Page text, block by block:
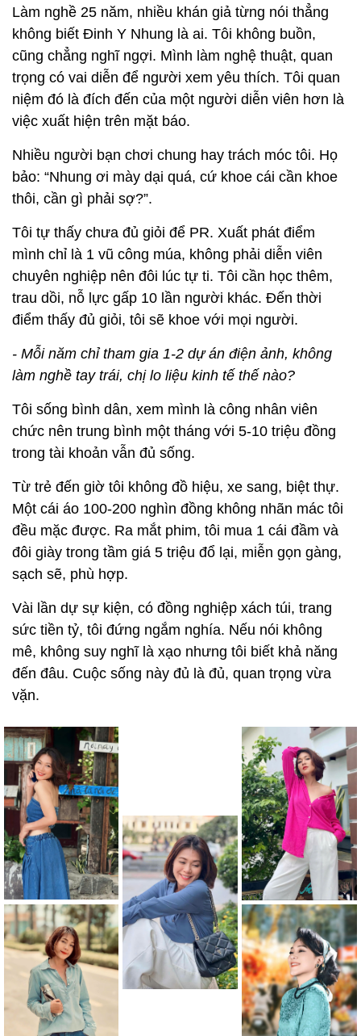
Làm nghề 25 năm, nhiều khán giả từng nói thẳng
không biết Đinh Y Nhung là ai. Tôi không buồn,
cũng chẳng nghĩ ngợi. Mình làm nghệ thuật, quan
trọng có vai diễn để người xem yêu thích. Tôi quan
niệm đó là đích đến của một người diễn viên hơn là
việc xuất hiện trên mặt báo.
Nhiều người bạn chơi chung hay trách móc tôi. Họ
bảo: “Nhung ơi mày dại quá, cứ khoe cái cần khoe
thôi, cần gì phải sợ?”.
Tôi tự thấy chưa đủ giỏi để PR. Xuất phát điểm
mình chỉ là 1 vũ công múa, không phải diễn viên
chuyên nghiệp nên đôi lúc tự ti. Tôi cần học thêm,
trau dồi, nỗ lực gấp 10 lần người khác. Đến thời
điểm thấy đủ giỏi, tôi sẽ khoe với mọi người.
- Mỗi năm chỉ tham gia 1-2 dự án điện ảnh, không
làm nghề tay trái, chị lo liệu kinh tế thế nào?
Tôi sống bình dân, xem mình là công nhân viên
chức nên trung bình một tháng với 5-10 triệu đồng
trong tài khoản vẫn đủ sống.
Từ trẻ đến giờ tôi không đồ hiệu, xe sang, biệt thự.
Một cái áo 100-200 nghìn đồng không nhãn mác tôi
đều mặc được. Ra mắt phim, tôi mua 1 cái đầm và
đôi giày trong tầm giá 5 triệu đổ lại, miễn gọn gàng,
sạch sẽ, phù hợp.
Vài lần dự sự kiện, có đồng nghiệp xách túi, trang
sức tiền tỷ, tôi đứng ngắm nghía. Nếu nói không
mê, không suy nghĩ là xạo nhưng tôi biết khả năng
đến đâu. Cuộc sống này đủ là đủ, quan trọng vừa
vặn.